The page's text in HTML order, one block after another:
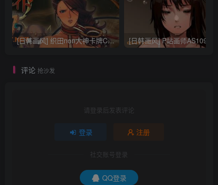
[日韩画风] 织田non大神卡牌CG插画设计画集256P 161M_CG原画资源
评论 抢沙发
请登录后发表评论
登录 注册
社交账号登录
QQ登录